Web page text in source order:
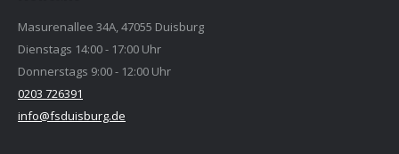
Masurenallee 34A, 47055 Duisburg
Dienstags 14:00 - 17:00 Uhr
Donnerstags 9:00 - 12:00 Uhr
0203 726391
info@fsduisburg.de